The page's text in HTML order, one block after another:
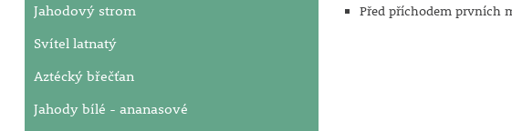
Jahodový strom
Svítel latnatý
Aztécký břečťan
Jahody bílé - ananasové
Před příchodem prvních